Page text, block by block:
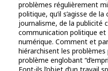
problèmes régulièrement
politique, qu’il s’agisse de
journalisme, de la publicité
communication politique et
numérique. Comment et
hiérarchisent les problèmes
problème englobant
Font-ils l’objet d’un travail